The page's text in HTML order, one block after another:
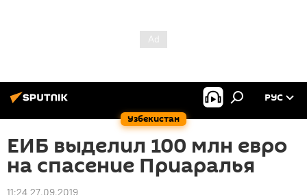
Узбекистан
РУС
ЕИБ выделил 100 млн евро
на спасение Приаралья
11:24 27.09.2019